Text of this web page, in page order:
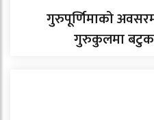
गुरुपूर्णिमाको
गुरुकुलमा